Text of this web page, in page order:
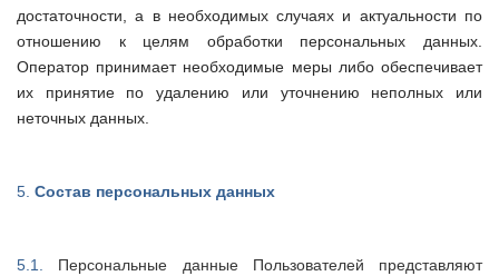
достаточности, а в необходимых случаях и актуальности по
отношению к целям обработки персональных данных.
Оператор принимает необходимые меры либо обеспечивает
их принятие по удалению или уточнению неполных или
неточных данных.
5. Состав персональных данных
5.1. Персональные данные Пользователей представляют